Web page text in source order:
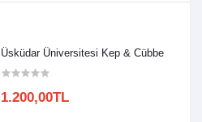
Üsküdar Üniversitesi Kep & Cübbe
1.200,00TL